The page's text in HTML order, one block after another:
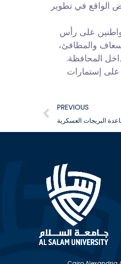
الواقع في تطوير
على رأس
والمطافئ،
المحافظة.
على إستمارات
PREVIOUS
البريجات العسكرية